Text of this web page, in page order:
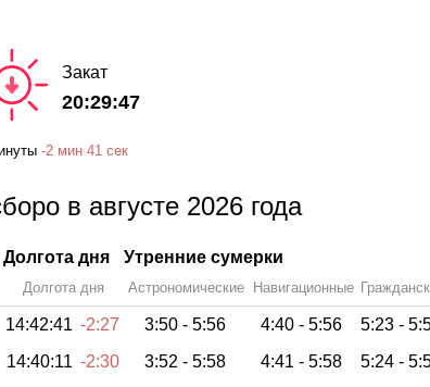
Закат
20:29:47
-2 мин 41 сек
в августе 2026 года
Долгота дня Утренние сумерки
Долгота дня Астрономические Навигационные
14:42:41 -2:27 3:50 - 5:56 4:40 - 5:56 5:23 -
14:40:11 -2:30 3:52 - 5:58 4:41 - 5:58 5:24 -